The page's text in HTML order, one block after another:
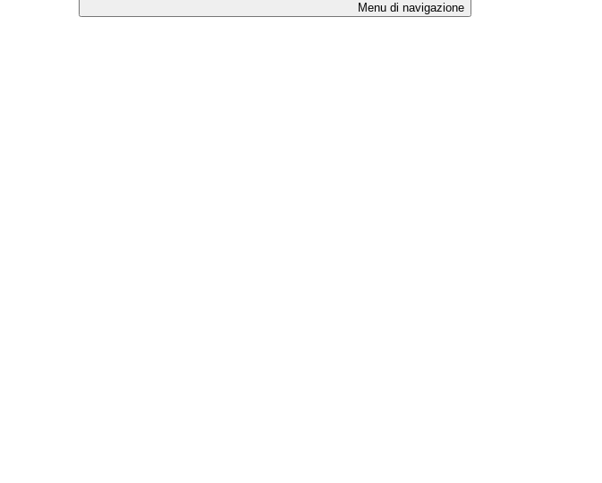
Menu di navigazione